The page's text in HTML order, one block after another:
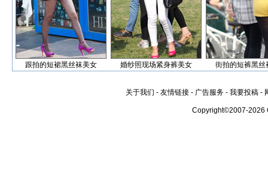
跟拍的短裙黑丝袜美女 婚纱照现场紧身裤美女 街拍的短裤黑丝
关于我们 - 友情链接 - 广告服务 - 我要投稿 -
Copyright©2007-2026